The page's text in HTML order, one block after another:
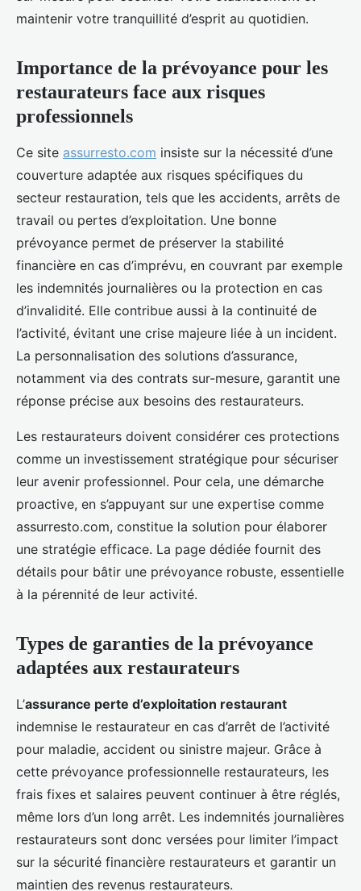
maintenir votre tranquillité d’esprit au quotidien.
Importance de la prévoyance pour les
restaurateurs face aux risques
professionnels
Ce site assurresto.com insiste sur la nécessité d’une
couverture adaptée aux risques spécifiques du
secteur restauration, tels que les accidents, arrêts de
travail ou pertes d’exploitation. Une bonne
prévoyance permet de préserver la stabilité
financière en cas d’imprévu, en couvrant par exemple
les indemnités journalières ou la protection en cas
d’invalidité. Elle contribue aussi à la continuité de
l’activité, évitant une crise majeure liée à un incident.
La personnalisation des solutions d’assurance,
notamment via des contrats sur-mesure, garantit une
réponse précise aux besoins des restaurateurs.
Les restaurateurs doivent considérer ces protections
comme un investissement stratégique pour sécuriser
leur avenir professionnel. Pour cela, une démarche
proactive, en s’appuyant sur une expertise comme
assurresto.com, constitue la solution pour élaborer
une stratégie efficace. La page dédiée fournit des
détails pour bâtir une prévoyance robuste, essentielle
à la pérennité de leur activité.
Types de garanties de la prévoyance
adaptées aux restaurateurs
L’assurance perte d’exploitation restaurant
indemnise le restaurateur en cas d’arrêt de l’activité
pour maladie, accident ou sinistre majeur. Grâce à
cette prévoyance professionnelle restaurateurs, les
frais fixes et salaires peuvent continuer à être réglés,
même lors d’un long arrêt. Les indemnités journalières
restaurateurs sont donc versées pour limiter l’impact
sur la sécurité financière restaurateurs et garantir un
maintien des revenus restaurateurs.